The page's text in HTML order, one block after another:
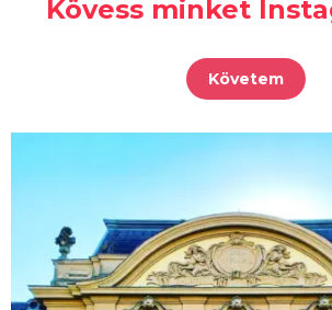
Kövess minket
Követem